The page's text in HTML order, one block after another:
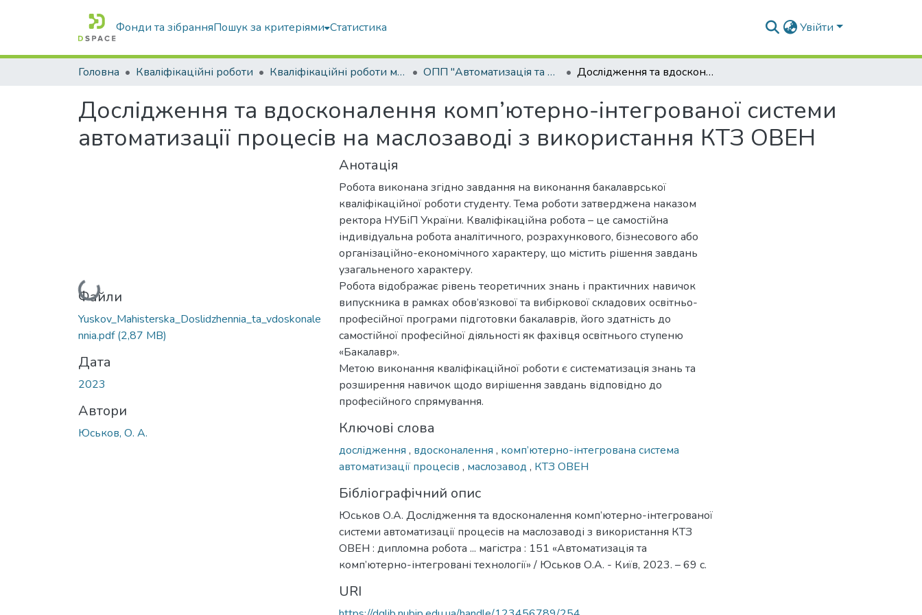
Фонди та зібранняПошук за критеріями Статистика Увійти
Головна Кваліфікаційні роботи Кваліфікаційні роботи магістрів ОПП "Автоматизація та комп’ютерно-інтегровані технології" Дослідження та вдосконалення комп’ютерно-інтегрованої системи автоматизації процесів на маслозаводі з використання КТЗ ОВЕН
Дослідження та вдосконалення комп’ютерно-інтегрованої системи
автоматизації процесів на маслозаводі з використання КТЗ ОВЕН
Вантажиться...
Файли
Yuskov_Mahisterska_Doslidzhennia_ta_vdoskonale
nnia.pdf(2,87 MB)
Дата
2023
Автори
Юськов, О. А.
Анотація
Робота виконана згідно завдання на виконання бакалаврської
кваліфікаційної роботи студенту. Тема роботи затверджена наказом
ректора НУБіП України. Кваліфікаційна робота – це самостійна
індивідуальна робота аналітичного, розрахункового, бізнесового або
організаційно-економічного характеру, що містить рішення завдань
узагальненого характеру.
Робота відображає рівень теоретичних знань і практичних навичок
випускника в рамках обов’язкової та вибіркової складових освітньо-
професійної програми підготовки бакалаврів, його здатність до
самостійної професійної діяльності як фахівця освітнього ступеню
«Бакалавр».
Метою виконання кваліфікаційної роботи є систематизація знань та
розширення навичок щодо вирішення завдань відповідно до
професійного спрямування.
Ключові слова
дослідження , вдосконалення , комп’ютерно-інтегрована система
автоматизації процесів , маслозавод , КТЗ ОВЕН
Бібліографічний опис
Юськов О.А. Дослідження та вдосконалення комп’ютерно-інтегрованої
системи автоматизації процесів на маслозаводі з використання КТЗ
ОВЕН : дипломна робота ... магістра : 151 «Автоматизація та
комп’ютерно-інтегровані технології» / Юськов О.А. - Київ, 2023. – 69 с.
URI